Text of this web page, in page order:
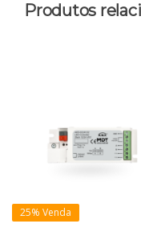
Produtos
25% Venda